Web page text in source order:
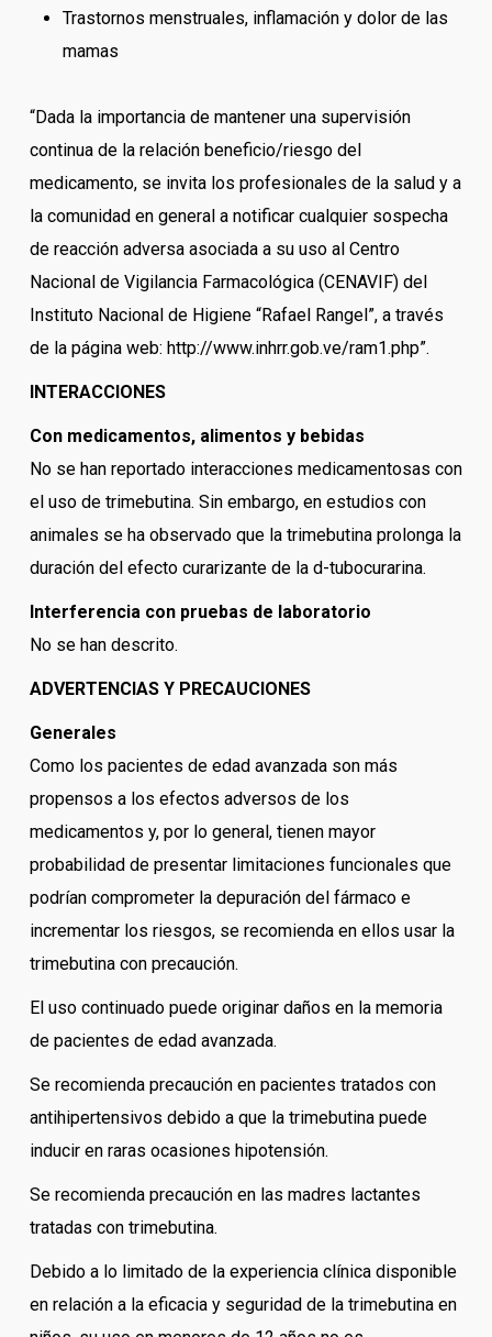
Trastornos menstruales, inflamación y dolor de las
mamas
“Dada la importancia de mantener una supervisión
continua de la relación beneficio/riesgo del
medicamento, se invita los profesionales de la salud y a
la comunidad en general a notificar cualquier sospecha
de reacción adversa asociada a su uso al Centro
Nacional de Vigilancia Farmacológica (CENAVIF) del
Instituto Nacional de Higiene “Rafael Rangel”, a través
de la página web: http://www.inhrr.gob.ve/ram1.php”.
INTERACCIONES
Con medicamentos, alimentos y bebidas
No se han reportado interacciones medicamentosas con
el uso de trimebutina. Sin embargo, en estudios con
animales se ha observado que la trimebutina prolonga la
duración del efecto curarizante de la d-tubocurarina.
Interferencia con pruebas de laboratorio
No se han descrito.
ADVERTENCIAS Y PRECAUCIONES
Generales
Como los pacientes de edad avanzada son más
propensos a los efectos adversos de los
medicamentos y, por lo general, tienen mayor
probabilidad de presentar limitaciones funcionales que
podrían comprometer la depuración del fármaco e
incrementar los riesgos, se recomienda en ellos usar la
trimebutina con precaución.
El uso continuado puede originar daños en la memoria
de pacientes de edad avanzada.
Se recomienda precaución en pacientes tratados con
antihipertensivos debido a que la trimebutina puede
inducir en raras ocasiones hipotensión.
Se recomienda precaución en las madres lactantes
tratadas con trimebutina.
Debido a lo limitado de la experiencia clínica disponible
en relación a la eficacia y seguridad de la trimebutina en